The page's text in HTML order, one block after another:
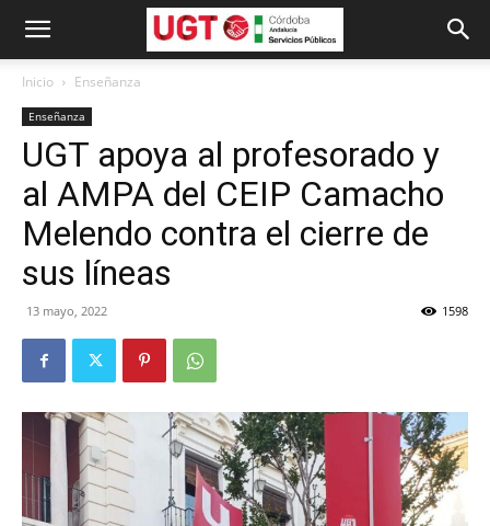
Inicio Enseñanza
Enseñanza
UGT apoya al profesorado y
al AMPA del CEIP Camacho
Melendo contra el cierre de
sus líneas
13 mayo, 2022 1598